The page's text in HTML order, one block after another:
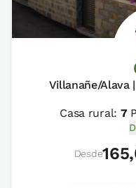
Villanañe/Alava
Casa rural: 7
Desde